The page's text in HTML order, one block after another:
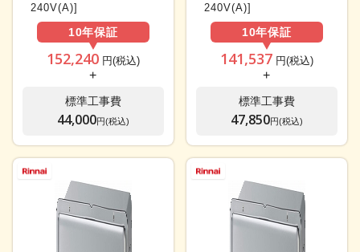
240V(A)]
10年保証
152,240 円(税込)
+
標準工事費
44,000円(税込)
240V(A)]
10年保証
141,537 円(税込)
+
標準工事費
47,850円(税込)